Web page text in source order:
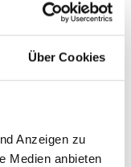
Über Cookies
Anzeigen zu
Medien anbieten